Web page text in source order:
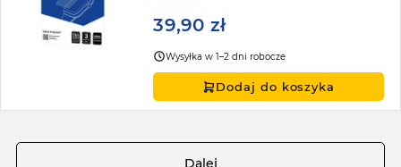
39,90 zł
Wysyłka w 1–2 dni robocze
Dodaj do koszyka
Dalej